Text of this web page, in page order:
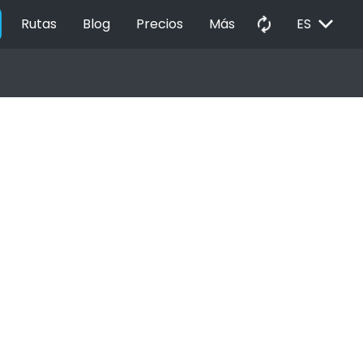
Rutas Blog Precios Más autorenew ES EXPAND_MORE